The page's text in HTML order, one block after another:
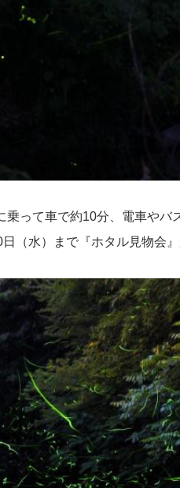
乗って車で約10分、電車や
（水）まで『ホタル見物会